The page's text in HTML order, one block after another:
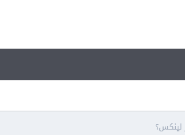
لينكس؟